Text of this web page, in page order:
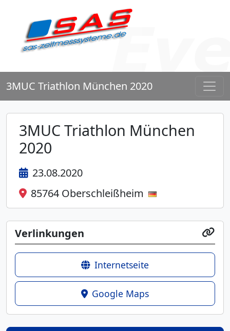
3MUC Triathlon München 2020
3MUC Triathlon München
2020
23.08.2020
85764 Oberschleißheim
Verlinkungen
Internetseite
Google Maps